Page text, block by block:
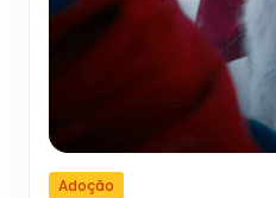
Adoção